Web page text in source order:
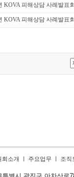
KOVA 피해상담 사례발
KOVA 피해상담 사례발
회소개 주요업무 조직